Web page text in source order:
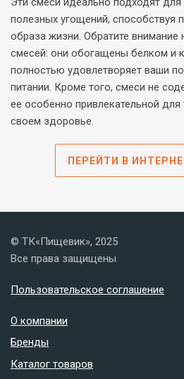
полезных угощений, способствуя
образа жизни. Обратите внимание
смесей: они обогащены белком и
полностью удовлетворяет ваши
питании. Кроме того, смеси не
ее особенно привлекательной для
своем здоровье.
ПЕРЕЙТИ В
© ТК«Пищевик», 2025
Все права защищены
Пользовательское соглашение
О компании
Бренды
Каталог товаров